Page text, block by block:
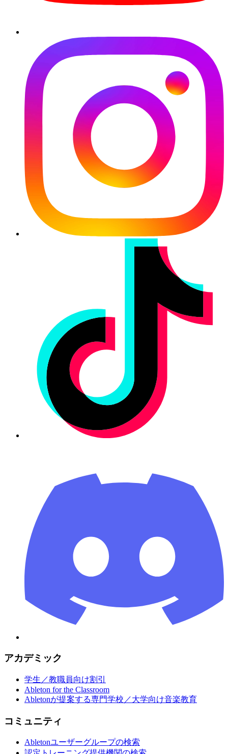
アカデミック
学生／教職員向け割引
Ableton for the Classroom
Abletonが提案する専門学校／大学向け音楽教育
コミュニティ
Abletonユーザーグループの検索